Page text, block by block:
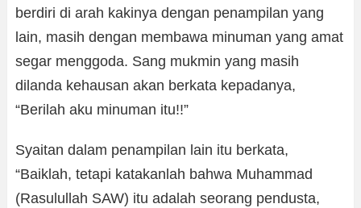
berdiri di arah kakinya dengan penampilan yang
lain, masih dengan membawa minuman yang amat
segar menggoda. Sang mukmin yang masih
dilanda kehausan akan berkata kepadanya,
“Berilah aku minuman itu!!”
Syaitan dalam penampilan lain itu berkata,
“Baiklah, tetapi katakanlah bahwa Muhammad
(Rasulullah SAW) itu adalah seorang pendusta,